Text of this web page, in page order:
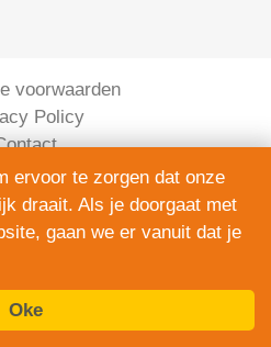
voorwaarden
Policy
Inlog
ervoor te zorgen dat onze
draait. Als je doorgaat met
gaan we er vanuit dat je
Oke